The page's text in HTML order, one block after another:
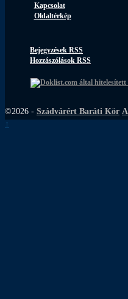
Kapcsolat
Oldaltérkép
Bejegyzések RSS
Hozzászólások RSS
©2026 - Szádvárért Baráti Kör
↑